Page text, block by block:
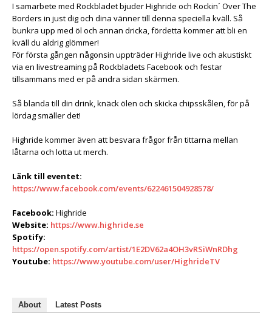
I samarbete med Rockbladet bjuder Highride och Rockin´ Over The
Borders in just dig och dina vänner till denna speciella kväll. Så
bunkra upp med öl och annan dricka, fördetta kommer att bli en
kväll du aldrig glömmer!
För första gången någonsin uppträder Highride live och akustiskt
via en livestreaming på Rockbladets Facebook och festar
tillsammans med er på andra sidan skärmen.
Så blanda till din drink, knäck ölen och skicka chipsskålen, för på
lördag smäller det!
Highride kommer även att besvara frågor från tittarna mellan
låtarna och lotta ut merch.
Länk till eventet:
https://www.facebook.com/events/622461504928578/
Facebook: Highride
Website: https://www.highride.se
Spotify:
https://open.spotify.com/artist/1E2DV62a4OH3vRSiWnRDhg
Youtube: https://www.youtube.com/user/HighrideTV
About Latest Posts